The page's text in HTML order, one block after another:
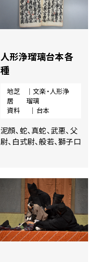
人形浄瑠璃台本各
種
地芝
居
｜文楽・人形浄
瑠璃
資料
｜台本
泥顔、蛇、真蛇、武悪、父
尉、白式尉、般若、獅子口